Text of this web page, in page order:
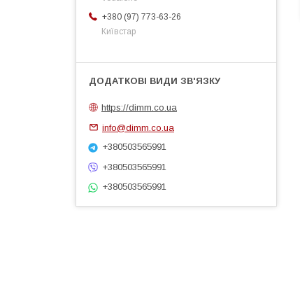
+380 (97) 773-63-26
Київстар
https://dimm.co.ua
info@dimm.co.ua
+380503565991
+380503565991
+380503565991